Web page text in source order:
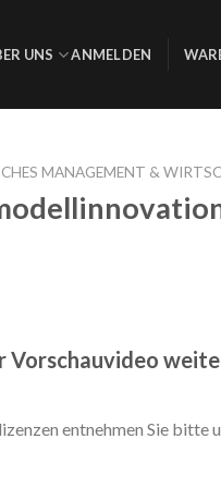
UNS ANMELDEN
MANAGEMENT &
Vorschauvideo
entnehmen Sie bitte